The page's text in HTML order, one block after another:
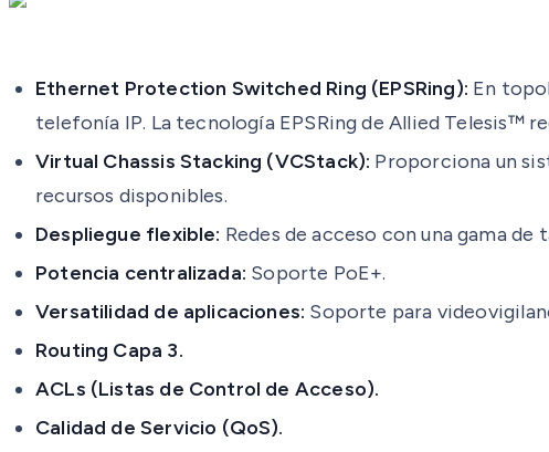
Ethernet Protection Switched Ring (EPSRing): En
telefonía IP. La tecnología EPSRing de Allied Telesis™
Virtual Chassis Stacking (VCStack): Proporciona un
recursos disponibles.
Despliegue flexible: Redes de acceso con una gama de
Potencia centralizada: Soporte PoE+.
Versatilidad de aplicaciones: Soporte para
Routing Capa 3.
ACLs (Listas de Control de Acceso).
Calidad de Servicio (QoS).